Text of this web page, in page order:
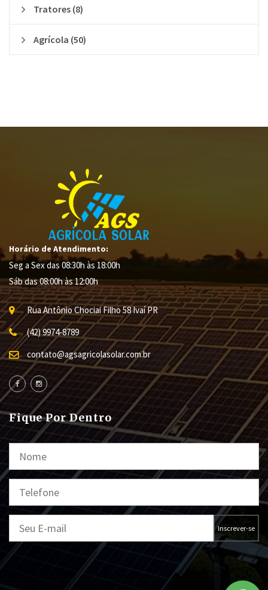
Tratores (8)
Agrícola (50)
Horário de Atendimento:
Seg a Sex das 08:30h às 18:00h
Sáb das 08:00h às 12:00h
Rua Antônio Chociai Filho58IvaíPR
(42) 9974-8789
contato@agsagricolasolar.com.br
Fique Por Dentro
Inscrever-se